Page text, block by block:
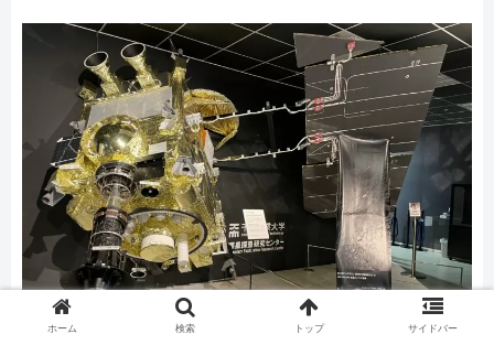
ホーム 検索 トップ サイドバー